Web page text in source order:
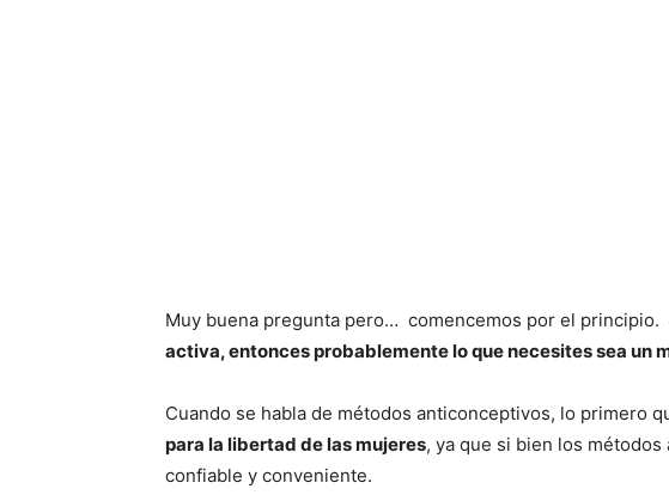
Muy buena pregunta pero… comencemos por el principio.
activa, entonces probablemente lo que necesites sea un
Cuando se habla de métodos anticonceptivos, lo primero
para la libertad de las mujeres, ya que si bien los
confiable y conveniente.